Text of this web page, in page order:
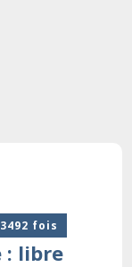
fois
: libre